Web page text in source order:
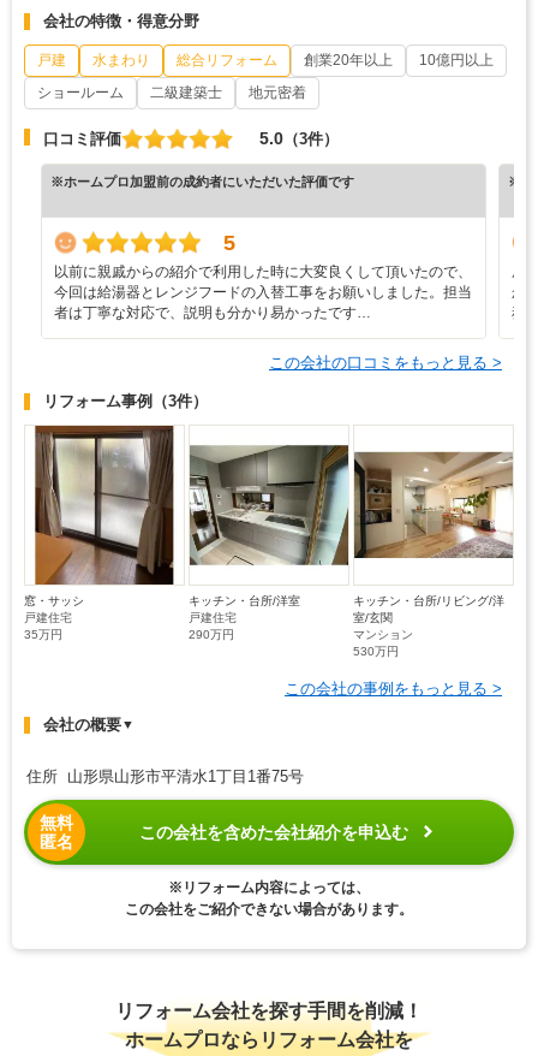
会社の特徴・得意分野
戸建 水まわり 総合リフォーム 創業20年以上
10億円以上
ショールーム
二級建築士 地元密着
口コミ評価 5.0 （3件）
※ホームプロ加盟前の成約者にいただいた評価です
5
以前に親戚からの紹介で利用した時に大変良くして頂いたので、
今回は給湯器とレンジフードの入替工事をお願いしました。担当
者は丁寧な対応で、説明も分かり易かったです…
※ホ
屋
か
務
この会社の口コミをもっと見る >
リフォーム事例 （3件）
窓・サッシ
戸建住宅
35万円
キッチン・台所/洋室
戸建住宅
290万円
キッチン・台所/リビング/洋
室/玄関
マンション
530万円
この会社の事例をもっと見る >
会社の概要▼
住所 山形県山形市平清水1丁目1番75号
無料
匿名
この会社を含めた会社紹介を申込む
※リフォーム内容によっては、
この会社をご紹介できない場合があります。
リフォーム会社を探す手間を削減！
ホームプロならリフォーム会社を